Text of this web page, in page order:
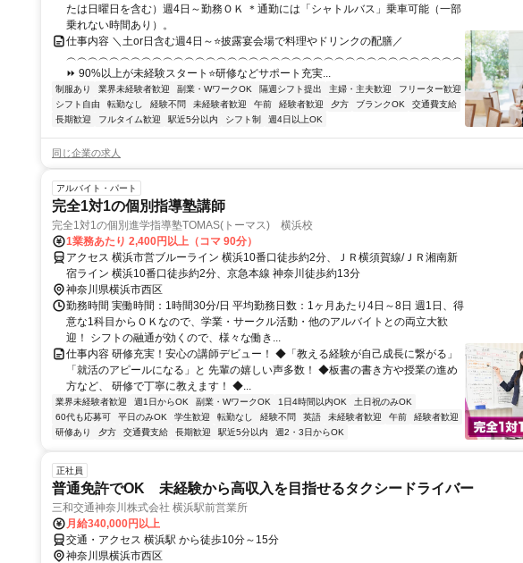
たは日曜日を含む）週4日～勤務ＯＫ ＊通勤には「シャトルバス」乗車可能（一部
乗れない時間あり）。
仕事内容 ＼土or日含む週4日～⭐披露宴会場で料理やドリンクの配膳／
︵︵︵︵︵︵︵︵︵︵︵︵︵︵︵︵︵︵︵︵︵︵︵︵︵︵︵︵︵︵︵︵︵︵︵︵︵
⏩ 90%以上が未経験スタート⭐研修などサポート充実...
制服あり 業界未経験者歓迎 副業・WワークOK 隔週シフト提出 主婦・主夫歓迎
フリーター歓迎
シフト自由
転勤なし 経験不問 未経験者歓迎 午前 経験者歓迎 夕方 ブランクOK
交通費支給
長期歓迎
フルタイム歓迎 駅近5分以内 シフト制 週4日以上OK
同じ企業の求人
アルバイト・パート
完全1対1の個別指導塾講師
完全1対1の個別進学指導塾TOMAS(トーマス) 横浜校
1業務あたり 2,400円以上（コマ 90分）
アクセス 横浜市営ブルーライン 横浜10番口徒歩約2分、ＪＲ横須賀線/ＪＲ湘南新
宿ライン 横浜10番口徒歩約2分、京急本線 神奈川徒歩約13分
神奈川県横浜市西区
勤務時間 実働時間：1時間30分/日 平均勤務日数：1ヶ月あたり4日～8日 週1日、得
意な1科目からＯＫなので、学業・サークル活動・他のアルバイトとの両立大歓
迎！ シフトの融通が効くので、様々な働き...
仕事内容 研修充実！安心の講師デビュー！ ◆「教える経験が自己成長に繋がる」
「就活のアピールになる」と 先輩の嬉しい声多数！ ◆板書の書き方や授業の進め
方など、 研修で丁寧に教えます！ ◆...
業界未経験者歓迎 週1日からOK 副業・WワークOK 1日4時間以内OK
土日祝のみOK
60代も応募可
平日のみOK 学生歓迎 転勤なし 経験不問 英語 未経験者歓迎 午前
経験者歓迎
研修あり
夕方 交通費支給 長期歓迎 駅近5分以内 週2・3日からOK
正社員
普通免許でOK 未経験から高収入を目指せるタクシードライバー
三和交通神奈川株式会社 横浜駅前営業所
月給340,000円以上
交通・アクセス 横浜駅 から徒歩10分～15分
神奈川県横浜市西区